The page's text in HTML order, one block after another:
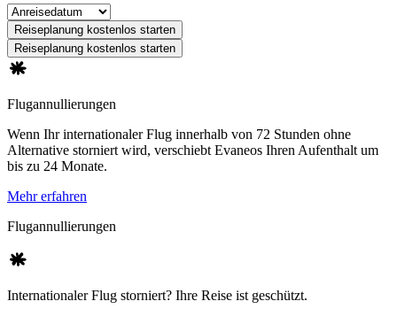
Reiseplanung kostenlos starten
Reiseplanung kostenlos starten
Flugannullierungen
Wenn Ihr internationaler Flug innerhalb von 72 Stunden ohne
Alternative storniert wird, verschiebt Evaneos Ihren Aufenthalt um
bis zu 24 Monate.
Mehr erfahren
Flugannullierungen
Internationaler Flug storniert? Ihre Reise ist geschützt.